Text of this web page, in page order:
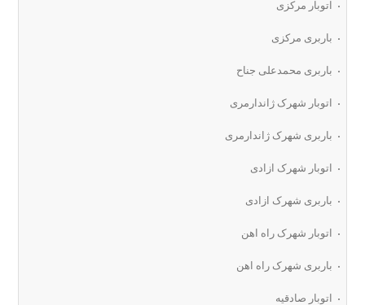
اتوبار مرکزی
باربری مرکزی
باربری محمدعلی جناح
اتوبار شهرک ژاندارمری
باربری شهرک ژاندارمری
اتوبار شهرک ازادی
باربری شهرک ازادی
اتوبار شهرک راه اهن
باربری شهرک راه اهن
اتوبار صادقیه